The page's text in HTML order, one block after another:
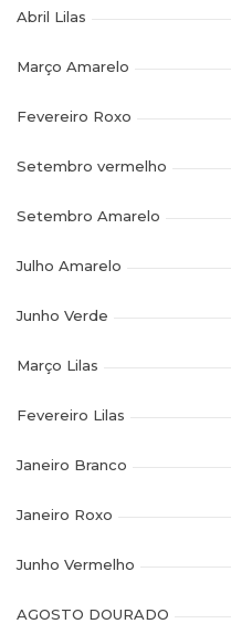
Abril Lilas
Março Amarelo
Fevereiro Roxo
Setembro vermelho
Setembro Amarelo
Julho Amarelo
Junho Verde
Março Lilas
Fevereiro Lilas
Janeiro Branco
Janeiro Roxo
Junho Vermelho
AGOSTO DOURADO